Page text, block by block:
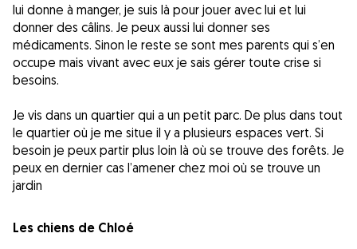
lui donne à manger, je suis là pour jouer avec lui et lui
donner des câlins. Je peux aussi lui donner ses
médicaments. Sinon le reste se sont mes parents qui s’en
occupe mais vivant avec eux je sais gérer toute crise si
besoins.
Je vis dans un quartier qui a un petit parc. De plus dans tout
le quartier où je me situe il y a plusieurs espaces vert. Si
besoin je peux partir plus loin là où se trouve des forêts. Je
peux en dernier cas l’amener chez moi où se trouve un
jardin
Les chiens de Chloé